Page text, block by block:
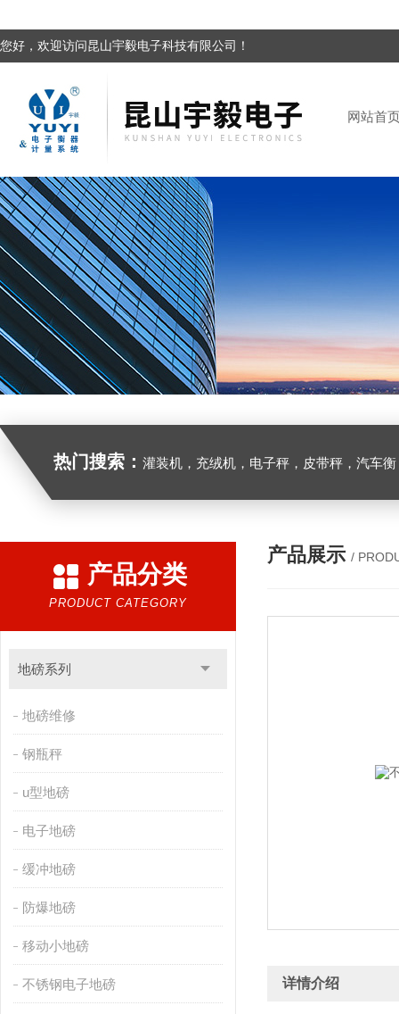
您好，欢迎访问昆山宇毅电子科技有限公司！
网站首
热门搜索： 灌装机，充绒机，电子秤，皮带秤，汽车
产品分类
PRODUCT CATEGORY
地磅系列
地磅维修
钢瓶秤
u型地磅
电子地磅
缓冲地磅
防爆地磅
移动小地磅
不锈钢电子地磅
产品展示 /
详情介绍